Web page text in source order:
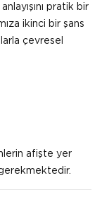
pratik bir
ikinci bir şans
çevresel
afişte yer